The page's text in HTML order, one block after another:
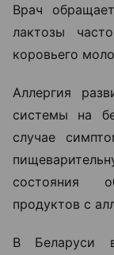
Врач
лактозы
коровьего
Аллергия
системы на
случае
состояния
продуктов с
В Беларуси